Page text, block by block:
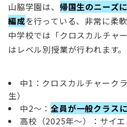
山脇学園は、 帰国生のニーズ
編成を行っている、非常に柔
中学校では「クロスカルチャ
はレベル別授業が行われます。
中1：クロスカルチャーク
生）
中2〜：全員が一般クラス
高校（2025年〜）：サイ